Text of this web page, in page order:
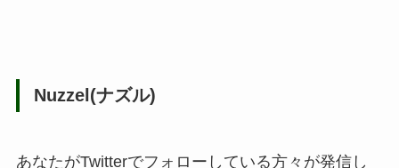
Nuzzel(ナズル)
あなたがTwitterでフォローしている方々が発信し